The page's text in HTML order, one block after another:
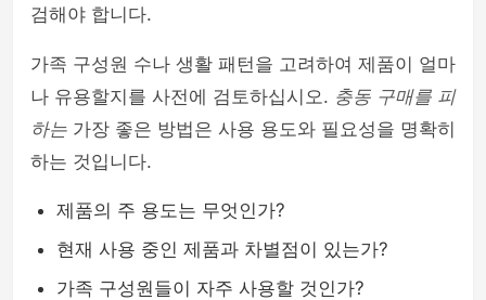
검해야 합니다.
가족 구성원 수나 생활 패턴을 고려하여 제품이 얼마
나 유용할지를 사전에 검토하십시오. 충동 구매를 피
하는 가장 좋은 방법은 사용 용도와 필요성을 명확히
하는 것입니다.
제품의 주 용도는 무엇인가?
현재 사용 중인 제품과 차별점이 있는가?
가족 구성원들이 자주 사용할 것인가?